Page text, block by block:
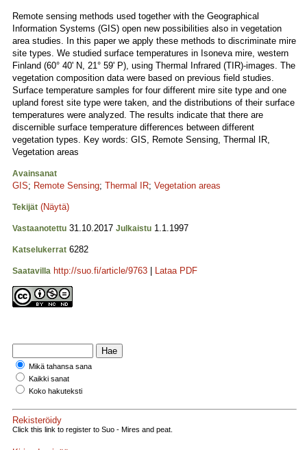
Remote sensing methods used together with the Geographical
Information Systems (GIS) open new possibilities also in vegetation
area studies. In this paper we apply these methods to discriminate mire
site types. We studied surface temperatures in Isoneva mire, western
Finland (60° 40' N, 21° 59' P), using Thermal Infrared (TIR)-images. The
vegetation composition data were based on previous field studies.
Surface temperature samples for four different mire site type and one
upland forest site type were taken, and the distributions of their surface
temperatures were analyzed. The results indicate that there are
discernible surface temperature differences between different
vegetation types. Key words: GIS, Remote Sensing, Thermal IR,
Vegetation areas
Avainsanat
GIS; Remote Sensing; Thermal IR; Vegetation areas
Tekijät (Näytä)
Vastaanotettu 31.10.2017 Julkaistu 1.1.1997
Katselukerrat 6282
Saatavilla http://suo.fi/article/9763 Lataa PDF
Mikä tahansa sana
Kaikki sanat
Koko hakuteksti
Rekisteröidy
Click this link to register to Suo - Mires and peat.